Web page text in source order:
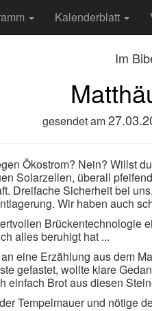
Kalenderblatt
Im
gesendet am27
Ökostrom? Nein? Willst
Solarzellen, überall
Dreifache Sicherheit bei
Wir haben auch
Brückentechnologie
alles beruhigt hat ...
eine Erzählung aus dem
gefastet, wollte klare
einfach Brot aus diesen
Tempelmauer und nötige